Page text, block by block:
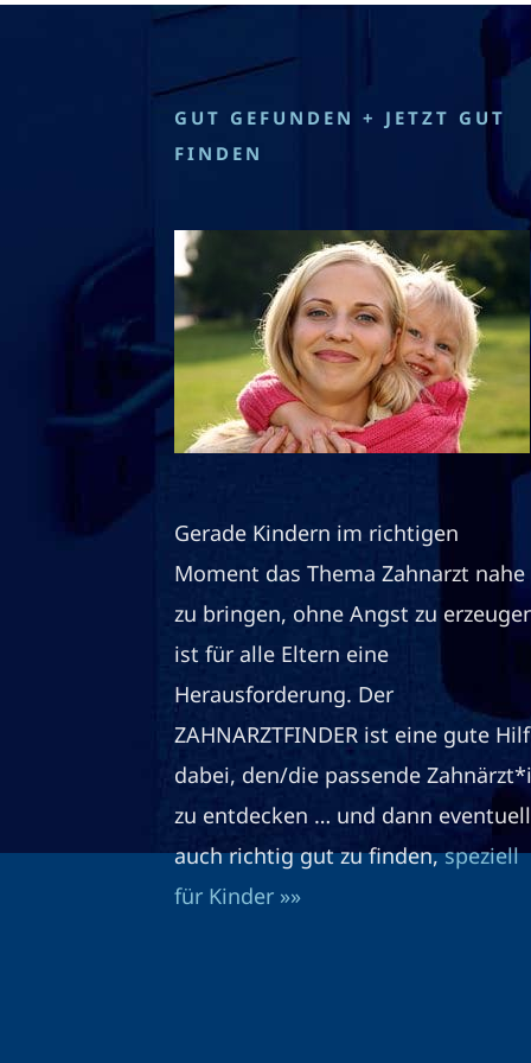
GUT GEFUNDEN + JETZT GUT
FINDEN
Gerade Kindern im richtigen
Moment das Thema Zahnarzt nahe
zu bringen, ohne Angst zu
ist für alle Eltern eine
Herausforderung. Der
ZAHNARZTFINDER ist eine gute
dabei, den/die passende
zu entdecken … und dann eventuell
auch richtig gut zu finden,speziell
für Kinder »»